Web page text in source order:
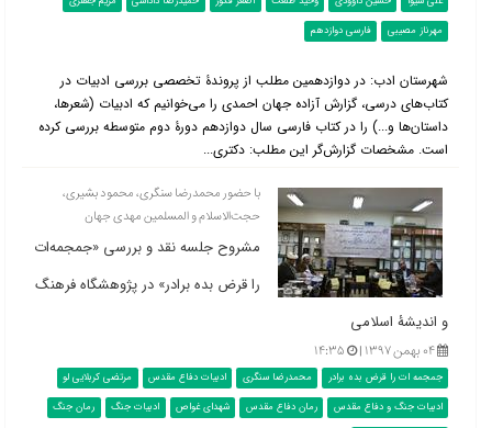
مهرناز مصیبی
فارسی دوازدهم
شهرستان ادب: در دوازدهمین مطلب از پروندۀ تخصصی بررسی ادبیات در
کتاب‌‌های درسی، گزارش آزاده جهان احمدی را می‌خوانیم که ادبیات (شعرها،
داستان‌ها و...) را در کتاب فارسی سال دوازدهم دورۀ دوم متوسطه بررسی کرده
است. مشخصات گزارش‌گر این مطلب: دکتری...
با حضور محمدرضا سنگری، محمود بشیری،
حجت‌الاسلام و المسلمین مهدی جهان
مشروح جلسه نقد و بررسی «جمجمه‌ات
را قرض بده برادر» در پژوهشگاه فرهنگ
و اندیشۀ اسلامی
۰۴ بهمن ۱۳۹۷ | ۱۴:۳۵
جمجمه ات را قرض بده برادر محمدرضا سنگری ادبیات دفاع مقدس
مرتضی کربلایی لو
ادبیات جنگ و دفاع مقدس
رمان دفاع مقدس شهدای غواص ادبیات جنگ
رمان جنگ